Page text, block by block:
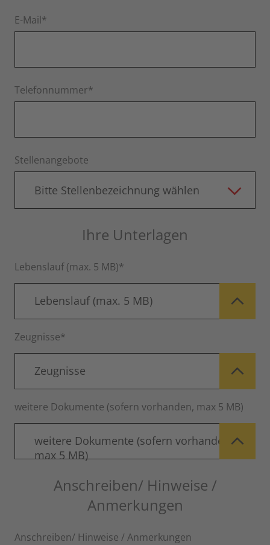
E-Mail*
Telefonnummer*
Stellenangebote
Bitte Stellenbezeichnung wählen
Ihre Unterlagen
Lebenslauf (max. 5 MB)
Lebenslauf (max. 5 MB)*
Zeugnisse
Zeugnisse*
weitere Dokumente (sofern vorhanden,
max 5 MB)
weitere Dokumente (sofern vorhanden, max 5 MB)
Anschreiben/ Hinweise /
Anmerkungen
Anschreiben/ Hinweise / Anmerkungen